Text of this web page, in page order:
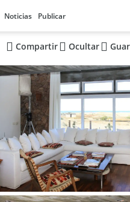
Noticias Publicar
Compartir Ocultar